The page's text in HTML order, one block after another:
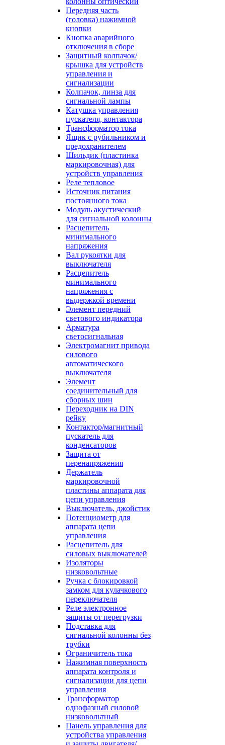
Передняя часть
(головка) нажимной
кнопки
Кнопка аварийного
отключения в сборе
Защитный колпачок/
крышка для устройств
управления и
сигнализации
Колпачок, линза для
сигнальной лампы
Катушка управления
пускателя, контактора
Трансформатор тока
Ящик с рубильником и
предохранителем
Шильдик (пластинка
маркировочная) для
устройств управления
Реле тепловое
Источник питания
постоянного тока
Модуль акустический
для сигнальной колонны
Расцепитель
минимального
напряжения
Вал рукоятки для
выключателя
Расцепитель
минимального
напряжения с
выдержкой времени
Элемент передний
светового индикатора
Арматура
светосигнальная
Электромагнит привода
силового
автоматического
выключателя
Элемент
соединительный для
сборных шин
Переходник на DIN
рейку
Контактор/магнитный
пускатель для
конденсаторов
Защита от
перенапряжения
Держатель
маркировочной
пластины аппарата для
цепи управления
Выключатель, джойстик
Потенциометр для
аппарата цепи
управления
Расцепитель для
силовых выключателей
Изоляторы
низковольтные
Ручка с блокировкой
замком для кулачкового
переключателя
Реле электронное
защиты от перегрузки
Подставка для
сигнальной колонны без
трубки
Ограничитель тока
Нажимная поверхность
аппарата контроля и
сигнализации для цепи
управления
Трансформатор
однофазный силовой
низковольтный
Панель управления для
устройства управления